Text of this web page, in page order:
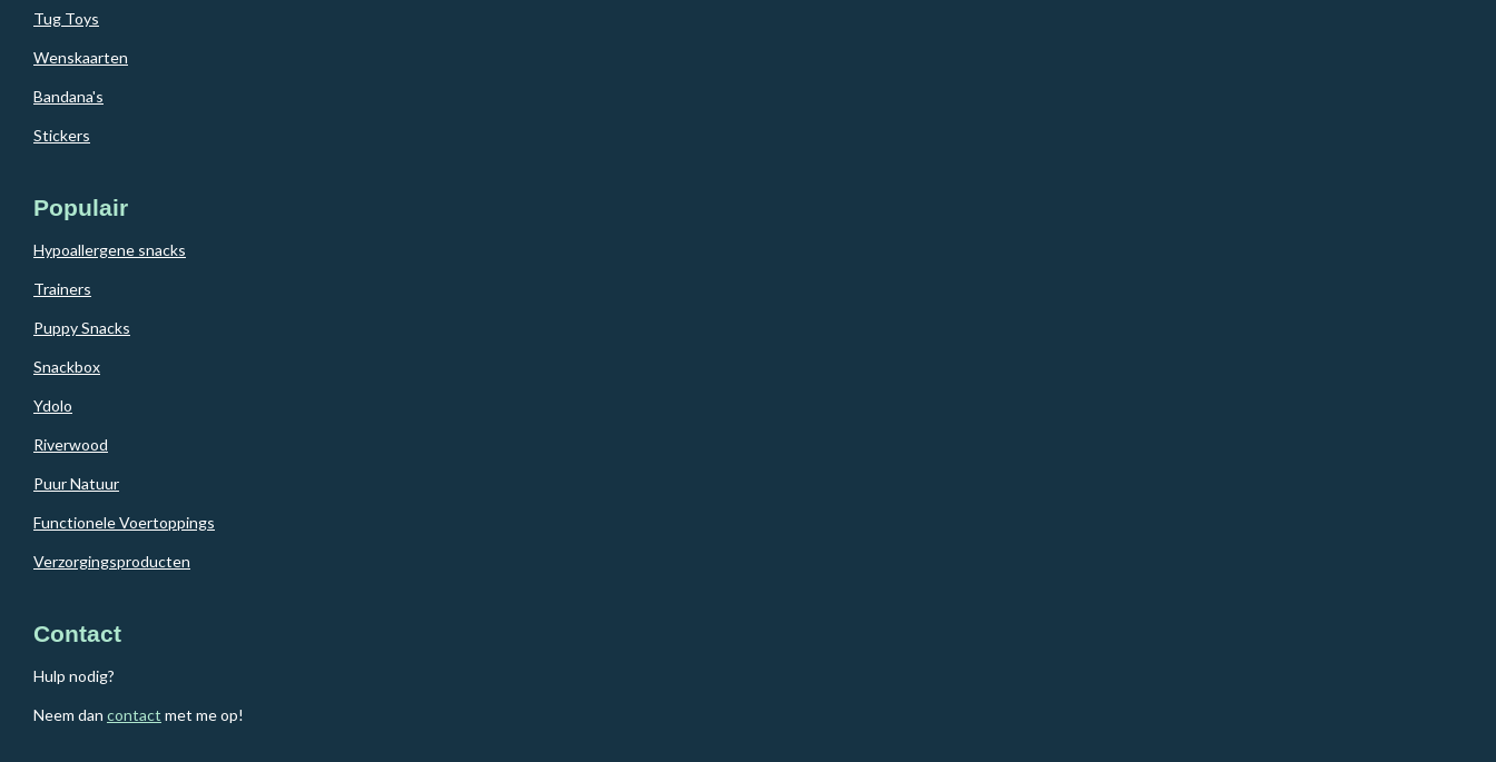
Tug Toys
Wenskaarten
Bandana's
Stickers
Populair
Hypoallergene snacks
Trainers
Puppy Snacks
Snackbox
Ydolo
Riverwood
Puur Natuur
Functionele Voertoppings
Verzorgingsproducten
Contact
Hulp nodig?
Neem dan contact met me op!